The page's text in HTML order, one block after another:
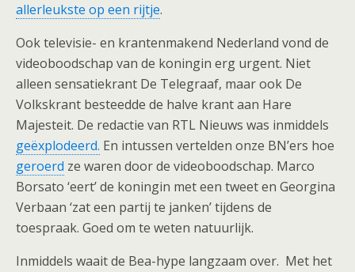
allerleukste op een rijtje.
Ook televisie- en krantenmakend Nederland vond de
videoboodschap van de koningin erg urgent. Niet
alleen sensatiekrant De Telegraaf, maar ook De
Volkskrant besteedde de halve krant aan Hare
Majesteit. De redactie van RTL Nieuws was inmiddels
geëxplodeerd. En intussen vertelden onze BN’ers hoe
geroerd ze waren door de videoboodschap. Marco
Borsato ‘eert’ de koningin met een tweet en Georgina
Verbaan ‘zat een partij te janken’ tijdens de
toespraak. Goed om te weten natuurlijk.
Inmiddels waait de Bea-hype langzaam over. Met het